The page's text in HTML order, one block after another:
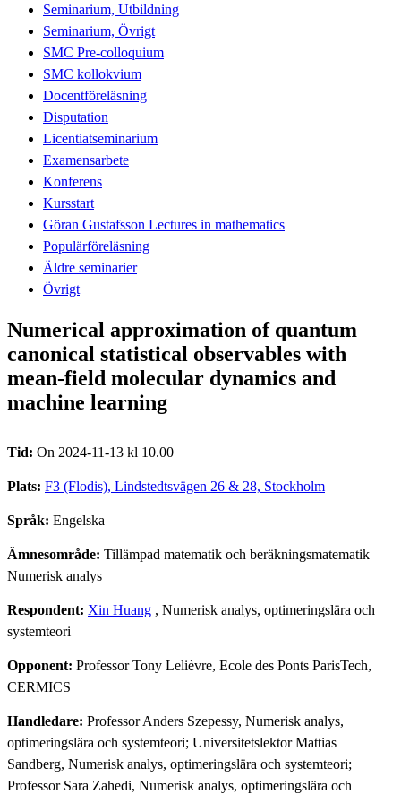
Seminarium, Utbildning
Seminarium, Övrigt
SMC Pre-colloquium
SMC kollokvium
Docentföreläsning
Disputation
Licentiatseminarium
Examensarbete
Konferens
Kursstart
Göran Gustafsson Lectures in mathematics
Populärföreläsning
Äldre seminarier
Övrigt
Numerical approximation of quantum
canonical statistical observables with
mean-field molecular dynamics and
machine learning
Tid: On 2024-11-13 kl 10.00
Plats: F3 (Flodis), Lindstedtsvägen 26 & 28, Stockholm
Språk: Engelska
Ämnesområde: Tillämpad matematik och beräkningsmatematik
Numerisk analys
Respondent: Xin Huang , Numerisk analys, optimeringslära och
systemteori
Opponent: Professor Tony Lelièvre, Ecole des Ponts ParisTech,
CERMICS
Handledare: Professor Anders Szepessy, Numerisk analys,
optimeringslära och systemteori; Universitetslektor Mattias
Sandberg, Numerisk analys, optimeringslära och systemteori;
Professor Sara Zahedi, Numerisk analys, optimeringslära och